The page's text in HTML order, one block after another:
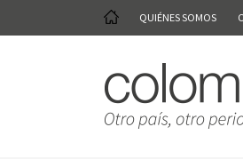
QUIÉNES SOMOS